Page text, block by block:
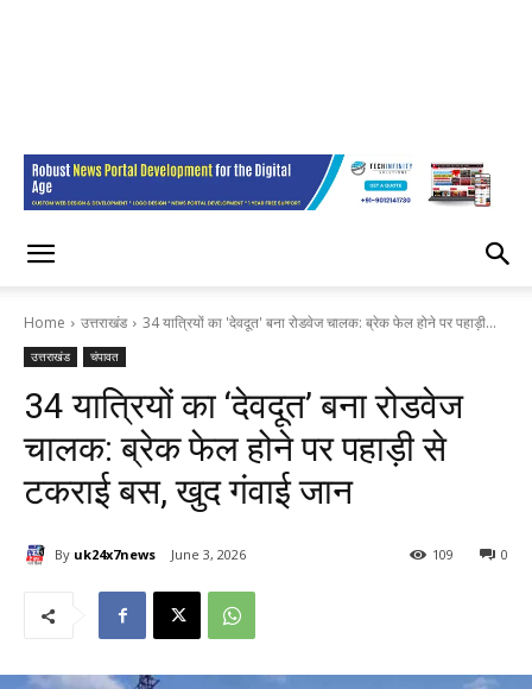
Home उत्तराखंड 34 यात्रियों का 'देवदूत' बना रोडवेज चालक: ब्रेक फेल होने पर पहाड़ी...
उत्तराखंड चंपावत
34 यात्रियों का ‘देवदूत’ बना रोडवेज
चालक: ब्रेक फेल होने पर पहाड़ी से
टकराई बस, खुद गंवाई जान
By uk24x7news June 3, 2026 0
109